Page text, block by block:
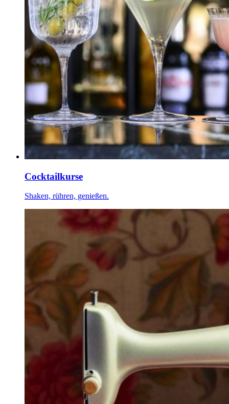
Cocktailkurse
Shaken, rühren, genießen.